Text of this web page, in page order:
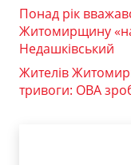
Понад рік
Житомирщину «на
Недашківський
Жителів
тривоги: ОВА